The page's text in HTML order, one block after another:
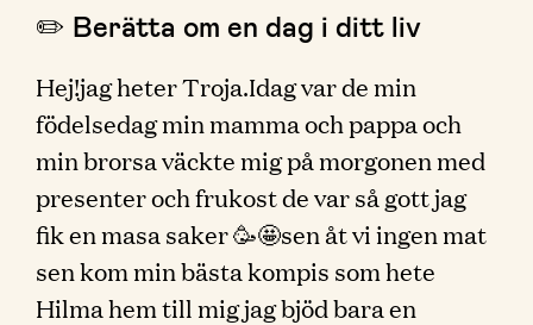
✏️ Berätta om en dag i ditt liv
Hej!jag heter Troja.Idag var de min
födelsedag min mamma och pappa och
min brorsa väckte mig på morgonen med
presenter och frukost de var så gott jag
fik en masa saker 🥳🤩sen åt vi ingen mat
sen kom min bästa kompis som hete
Hilma hem till mig jag bjöd bara en